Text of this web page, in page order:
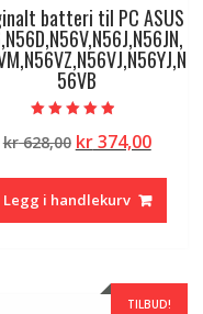
batteri til PC ASUS
56VB
4.50
av 5
kr628,00 Opprinnelig
var:
kr 628,00.
kr374,00
kr
Legg i handlekurv
TILBUD!